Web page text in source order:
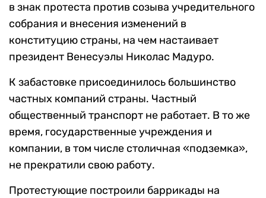
в знак протеста против созыва учредительного
собрания и внесения изменений в
конституцию страны, на чем настаивает
президент Венесуэлы Николас Мадуро.
К забастовке присоединилось большинство
частных компаний страны. Частный
общественный транспорт не работает. В то же
время, государственные учреждения и
компании, в том числе столичная «подземка»,
не прекратили свою работу.
Протестующие построили баррикады на